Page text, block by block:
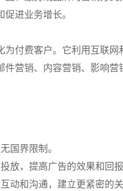
进业务增长。
付费客户。它利用互联网
营销、内容营销、影响营
国界限制。
放，提高广告的效果和回报
动和沟通，建立更紧密的关